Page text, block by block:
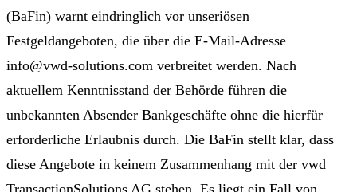
(BaFin) warnt eindringlich vor unseriösen
Festgeldangeboten, die über die E-Mail-Adresse
info@vwd-solutions.com verbreitet werden. Nach
aktuellem Kenntnisstand der Behörde führen die
unbekannten Absender Bankgeschäfte ohne die hierfür
erforderliche Erlaubnis durch. Die BaFin stellt klar, dass
diese Angebote in keinem Zusammenhang mit der vwd
TransactionSolutions AG stehen. Es liegt ein Fall von